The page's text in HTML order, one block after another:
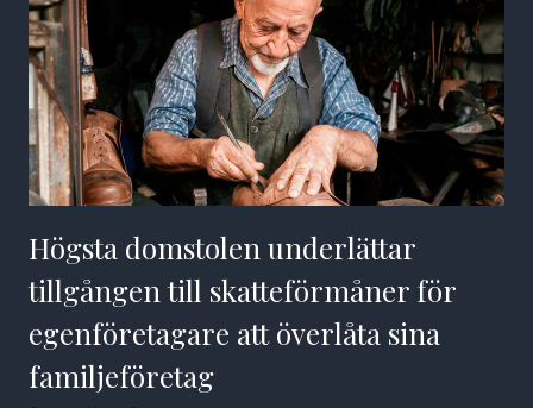
Högsta domstolen underlättar
tillgången till skatteförmåner för
egenföretagare att överlåta sina
familjeföretag